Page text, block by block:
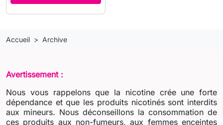
Accueil Archive
Avertissement :
Nous vous rappelons que la nicotine crée une forte
dépendance et que les produits nicotinés sont interdits
aux mineurs. Nous déconseillons la consommation de
ces produits aux non-fumeurs, aux femmes enceintes